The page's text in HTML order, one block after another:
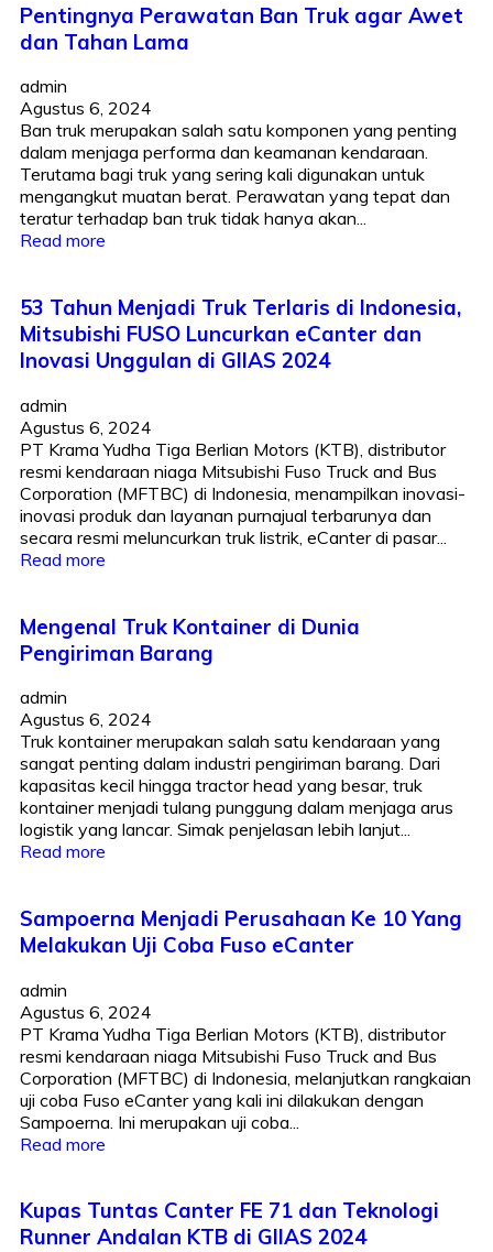
Pentingnya Perawatan Ban Truk agar Awet
dan Tahan Lama
admin
Agustus 6, 2024
Ban truk merupakan salah satu komponen yang penting
dalam menjaga performa dan keamanan kendaraan.
Terutama bagi truk yang sering kali digunakan untuk
mengangkut muatan berat. Perawatan yang tepat dan
teratur terhadap ban truk tidak hanya akan...
Read more
53 Tahun Menjadi Truk Terlaris di Indonesia,
Mitsubishi FUSO Luncurkan eCanter dan
Inovasi Unggulan di GIIAS 2024
admin
Agustus 6, 2024
PT Krama Yudha Tiga Berlian Motors (KTB), distributor
resmi kendaraan niaga Mitsubishi Fuso Truck and Bus
Corporation (MFTBC) di Indonesia, menampilkan inovasi-
inovasi produk dan layanan purnajual terbarunya dan
secara resmi meluncurkan truk listrik, eCanter di pasar...
Read more
Mengenal Truk Kontainer di Dunia
Pengiriman Barang
admin
Agustus 6, 2024
Truk kontainer merupakan salah satu kendaraan yang
sangat penting dalam industri pengiriman barang. Dari
kapasitas kecil hingga tractor head yang besar, truk
kontainer menjadi tulang punggung dalam menjaga arus
logistik yang lancar. Simak penjelasan lebih lanjut...
Read more
Sampoerna Menjadi Perusahaan Ke 10 Yang
Melakukan Uji Coba Fuso eCanter
admin
Agustus 6, 2024
PT Krama Yudha Tiga Berlian Motors (KTB), distributor
resmi kendaraan niaga Mitsubishi Fuso Truck and Bus
Corporation (MFTBC) di Indonesia, melanjutkan rangkaian
uji coba Fuso eCanter yang kali ini dilakukan dengan
Sampoerna. Ini merupakan uji coba...
Read more
Kupas Tuntas Canter FE 71 dan Teknologi
Runner Andalan KTB di GIIAS 2024